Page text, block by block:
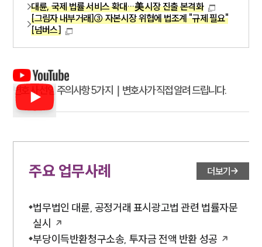
대륜, 국제 법률 서비스 확대…美 시장 진출 본격화
[그림자 내부거래]③ 자본시장 위협에 법조계 "규제 필요"
[넘버스]
변호사 선임 주의사항 5가지｜변호사가 직접 알려 드립니다.
주요 업무사례 더보기
법무법인 대륜, 공정거래 표시광고법 관련 법률자문
실시
부당이득반환청구소송, 투자금 전액 반환 성공